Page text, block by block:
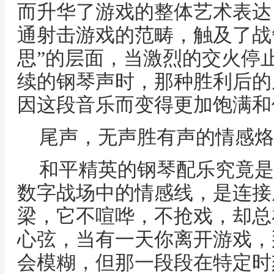
而升华了游戏的整体艺术表
通射击游戏的范畴，触及了
思”的层面，当激烈的交火停
续的钢琴声时，那种胜利后
因这段音乐而变得更加饱满
尾声，无声胜有声的情感
和平精英的钢琴配乐究竟
数字战场中的情感线，是连
梁，它不喧哗，不抢戏，却
心弦，当有一天你离开游戏
会模糊，但那一段段在特定